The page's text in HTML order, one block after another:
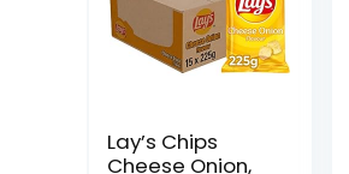
Lay’s Chips
Cheese Onion,